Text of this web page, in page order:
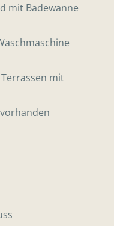
mit Badewanne
mit